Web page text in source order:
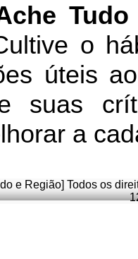
che
o
úteis
suas
a
e Região] Todos os